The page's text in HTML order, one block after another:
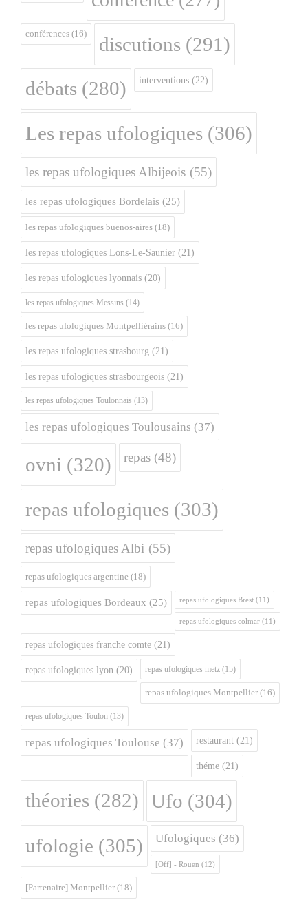
conférences (16) discutions (291)
débats (280) interventions (22)
Les repas ufologiques (306)
les repas ufologiques Albijeois (55)
les repas ufologiques Bordelais (25)
les repas ufologiques buenos-aires (18)
les repas ufologiques Lons-Le-Saunier (21)
les repas ufologiques lyonnais (20)
les repas ufologiques Messins (14)
les repas ufologiques Montpelliérains (16)
les repas ufologiques strasbourg (21)
les repas ufologiques strasbourgeois (21)
les repas ufologiques Toulonnais (13)
les repas ufologiques Toulousains (37)
ovni (320) repas (48)
repas ufologiques (303)
repas ufologiques Albi (55)
repas ufologiques argentine (18)
repas ufologiques Bordeaux (25) repas ufologiques Brest (11)
repas ufologiques colmar (11)
repas ufologiques franche comte (21)
repas ufologiques lyon (20) repas ufologiques metz (15)
repas ufologiques Montpellier (16)
repas ufologiques Toulon (13)
repas ufologiques Toulouse (37) restaurant (21)
théme (21)
théories (282) Ufo (304)
ufologie (305) Ufologiques (36)
[Off] - Rouen (12)
[Partenaire] Montpellier (18)